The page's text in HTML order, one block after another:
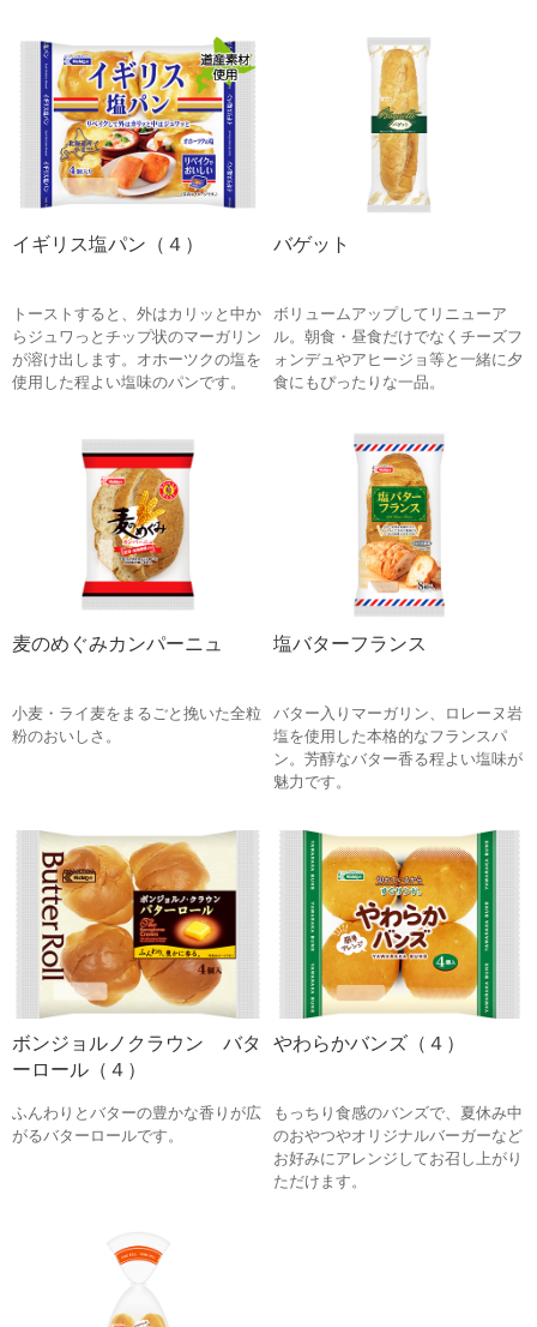
イギリス塩パン（４）
トーストすると、外はカリッと中か
らジュワっとチップ状のマーガリン
が溶け出します。オホーツクの塩を
使用した程よい塩味のパンです。
バゲット
ボリュームアップしてリニューア
ル。朝食・昼食だけでなくチーズフ
ォンデュやアヒージョ等と一緒に夕
食にもぴったりな一品。
麦のめぐみカンパーニュ
小麦・ライ麦をまるごと挽いた全粒
粉のおいしさ。
塩バターフランス
バター入りマーガリン、ロレーヌ岩
塩を使用した本格的なフランスパ
ン。芳醇なバター香る程よい塩味が
魅力です。
ボンジョルノクラウン バタ
ーロール（４）
ふんわりとバターの豊かな香りが広
がるバターロールです。
やわらかバンズ（４）
もっちり食感のバンズで、夏休み中
のおやつやオリジナルバーガーなど
お好みにアレンジしてお召し上がり
ただけます。